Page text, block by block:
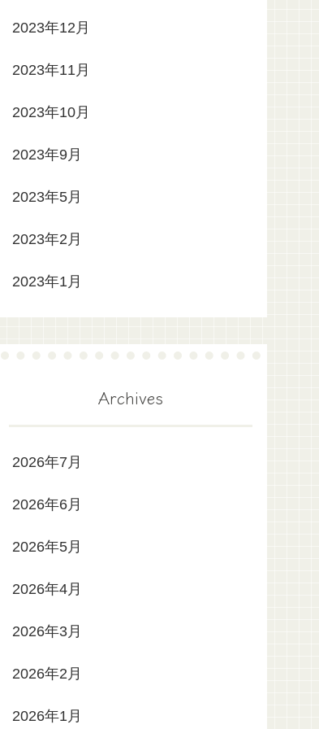
2023年12月
2023年11月
2023年10月
2023年9月
2023年5月
2023年2月
2023年1月
Archives
2026年7月
2026年6月
2026年5月
2026年4月
2026年3月
2026年2月
2026年1月